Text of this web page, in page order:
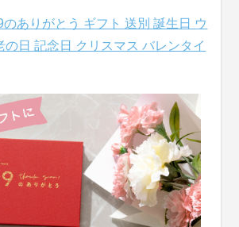
ありがとう ギフト 送別 誕生日 ウ
の日 記念日 クリスマス バレンタイ